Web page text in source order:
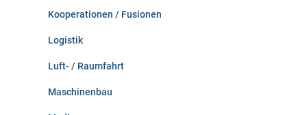
Kooperationen / Fusionen
Logistik
Luft- / Raumfahrt
Maschinenbau